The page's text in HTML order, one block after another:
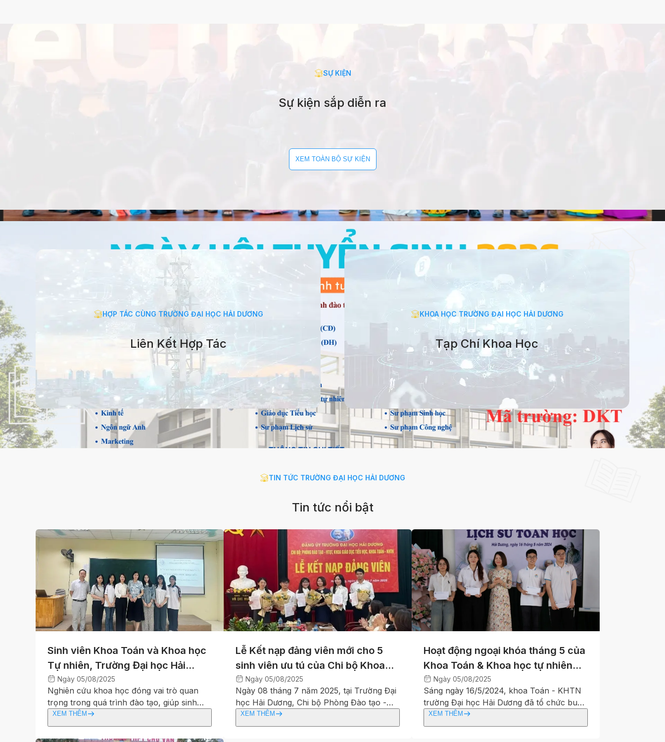
SỰ KIỆN
Sự kiện sắp diễn ra
XEM TOÀN BỘ SỰ KIỆN
HỢP TÁC CÙNG TRƯỜNG ĐẠI HỌC HẢI DƯƠNG
Liên Kết Hợp Tác
HỢP TÁC CÙNG TRƯỜNG ĐẠI HỌC HẢI DƯƠNG
KHOA HỌC TRƯỜNG ĐẠI HỌC HẢI DƯƠNG
Tạp Chí Khoa Học
KHOA HỌC TRƯỜNG ĐẠI HỌC HẢI DƯƠNG
TIN TỨC TRƯỜNG ĐẠI HỌC HẢI DƯƠNG
Tin tức nổi bật
Sinh viên Khoa Toán và Khoa học
Tự nhiên, Trường Đại học Hải
Dương tích cực tham gia nghiên
cứu khoa học
Ngày 05/08/2025
Nghiên cứu khoa học đóng vai trò quan
trọng trong quá trình đào tạo, giúp sinh
viên phát triển tư duy logic, năng lực sáng
tạo và năng lực giải quyết vấn đề. Đối với
sinh viên Trường Đại học Hải Dương nói
XEM THÊM
Lễ Kết nạp đảng viên mới cho 5
sinh viên ưu tú của Chi bộ Khoa
Toán và Khoa học Tự nhiên
Ngày 05/08/2025
Ngày 08 tháng 7 năm 2025, tại Trường Đại
học Hải Dương, Chi bộ Phòng Đào tạo -
HCTH, Khoa Giáo dục Tiểu học và Khoa
Toán - KHTN đã long trọng tổ chức Lễ kết
XEM THÊM
Hoạt động ngoại khóa tháng 5 của
Khoa Toán & Khoa học tự nhiên
với chủ đề: Lịch sử Toán học
Ngày 05/08/2025
Sáng ngày 16/5/2024, khoa Toán - KHTN
trường Đại học Hải Dương đã tổ chức buổi
hoạt động ngoại khóa chào mừng 134 năm
Ngày sinh nhật Bác (19/5/1890 -
XEM THÊM